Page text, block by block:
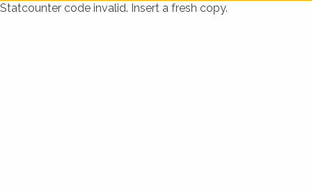
Statcounter code invalid. Insert a fresh copy.